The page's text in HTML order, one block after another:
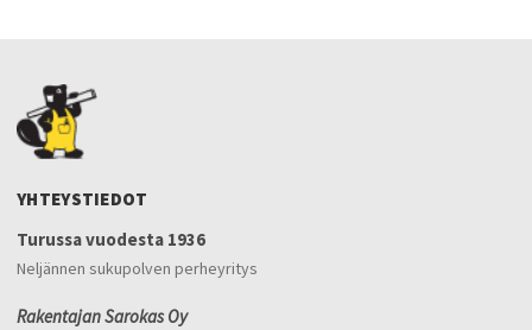
YHTEYSTIEDOT
Turussa vuodesta 1936
Neljännen sukupolven perheyritys
Rakentajan Sarokas Oy